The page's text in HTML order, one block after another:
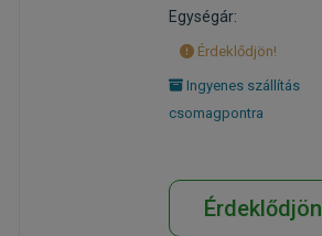
Egységár:
Érdeklődjön!
Ingyenes szállítás
csomagpontra
Érdeklődjön